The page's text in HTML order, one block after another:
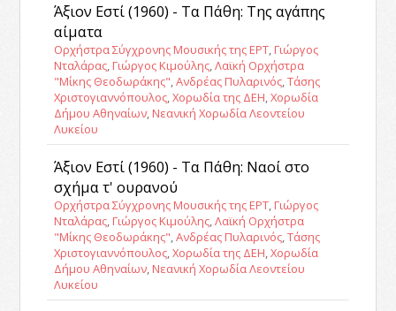
Άξιον Εστί (1960) - Τα Πάθη: Της αγάπης
αίματα
Ορχήστρα Σύγχρονης Μουσικής της ΕΡΤ, Γιώργος
Νταλάρας, Γιώργος Κιμούλης,Λαϊκή Ορχήστρα
"Μίκης Θεοδωράκης",Ανδρέας Πυλαρινός,Τάσης
Χριστογιαννόπουλος,Χορωδία της ΔΕΗ,Χορωδία
Δήμου Αθηναίων, Νεανική Χορωδία Λεοντείου
Λυκείου
Άξιον Εστί (1960) - Τα Πάθη: Ναοί στο
σχήμα τ' ουρανού
Ορχήστρα Σύγχρονης Μουσικής της ΕΡΤ, Γιώργος
Νταλάρας, Γιώργος Κιμούλης,Λαϊκή Ορχήστρα
"Μίκης Θεοδωράκης",Ανδρέας Πυλαρινός,Τάσης
Χριστογιαννόπουλος,Χορωδία της ΔΕΗ,Χορωδία
Δήμου Αθηναίων, Νεανική Χορωδία Λεοντείου
Λυκείου